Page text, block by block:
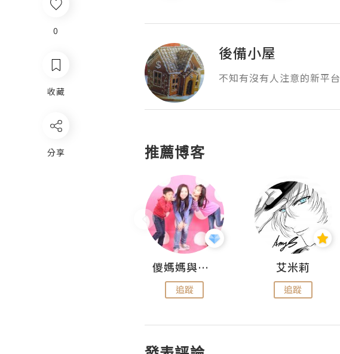
0
收藏
分享
後備小屋
不知有沒有人注意的新平台
推薦博客
儍媽媽與兩隻小魔怪之家
追蹤
艾米莉
追蹤